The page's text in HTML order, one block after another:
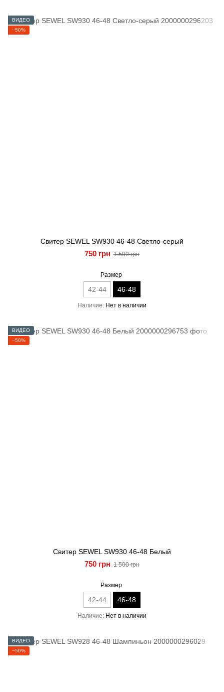
ВИДЕО
−50%
Свитер SEWEL SW930 46-48 Светло-серый
750 грн 1 500 грн
Размер
42-44 46-48
Наличие Нет в наличии
ВИДЕО
−50%
Свитер SEWEL SW930 46-48 Белый
750 грн 1 500 грн
Размер
42-44 46-48
Наличие Нет в наличии
ВИДЕО
−50%